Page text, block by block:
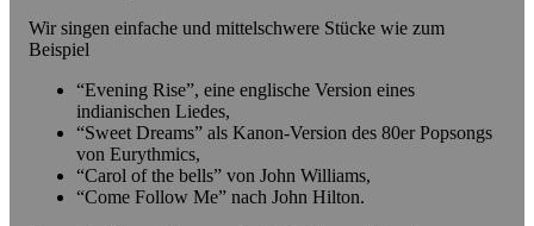
Wir singen einfache und mittelschwere Stücke wie zum
Beispiel
“Evening Rise”, eine englische Version eines
indianischen Liedes,
“Sweet Dreams” als Kanon-Version des 80er Popsongs
von Eurythmics,
“Carol of the bells” von John Williams,
“Come Follow Me” nach John Hilton.